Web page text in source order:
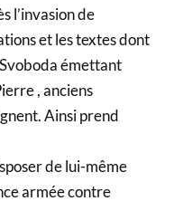
l’invasion de
et les textes dont
émettant
, anciens
Ainsi prend
de lui-même
armée contre